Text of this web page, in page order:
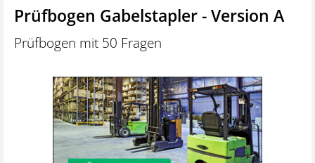
Prüfbogen Gabelstapler - Version A
Prüfbogen mit 50 Fragen